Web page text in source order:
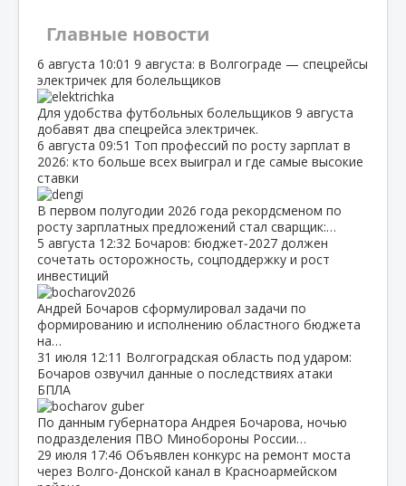
Главные новости
6 августа 10:01 9 августа: в Волгограде — спецрейсы
электричек для болельщиков
Для удобства футбольных болельщиков 9 августа
добавят два спецрейса электричек.
6 августа 09:51 Топ профессий по росту зарплат в
2026: кто больше всех выиграл и где самые высокие
ставки
В первом полугодии 2026 года рекордсменом по
росту зарплатных предложений стал сварщик:…
5 августа 12:32 Бочаров: бюджет‑2027 должен
сочетать осторожность, соцподдержку и рост
инвестиций
Андрей Бочаров сформулировал задачи по
формированию и исполнению областного бюджета
на…
31 июля 12:11 Волгоградская область под ударом:
Бочаров озвучил данные о последствиях атаки
БПЛА
По данным губернатора Андрея Бочарова, ночью
подразделения ПВО Минобороны России…
29 июля 17:46 Объявлен конкурс на ремонт моста
через Волго‑Донской канал в Красноармейском